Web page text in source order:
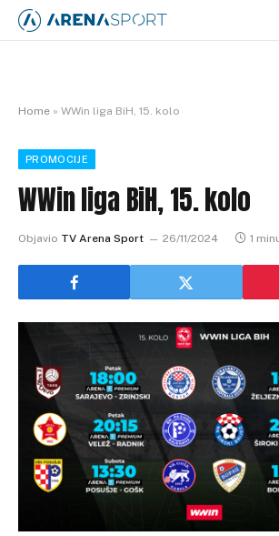
Home » WWin liga BiH, 15. kolo
PROMOCIJE
WWin liga BiH, 15. kolo
Objavio TV Arena Sport 26/11/2024 1